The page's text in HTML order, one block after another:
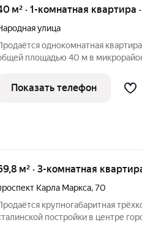
40 м² · 1-комнатная квартира
улица
однокомнатная
площадью 40 м в
евроремонт. АВТОНОМНОЕ
"Тёплый пол". Остаётся
Показать телефон
69,8 м² · 3-комнатная
Карла Маркса,70
крупногабаритная
постройки в центре